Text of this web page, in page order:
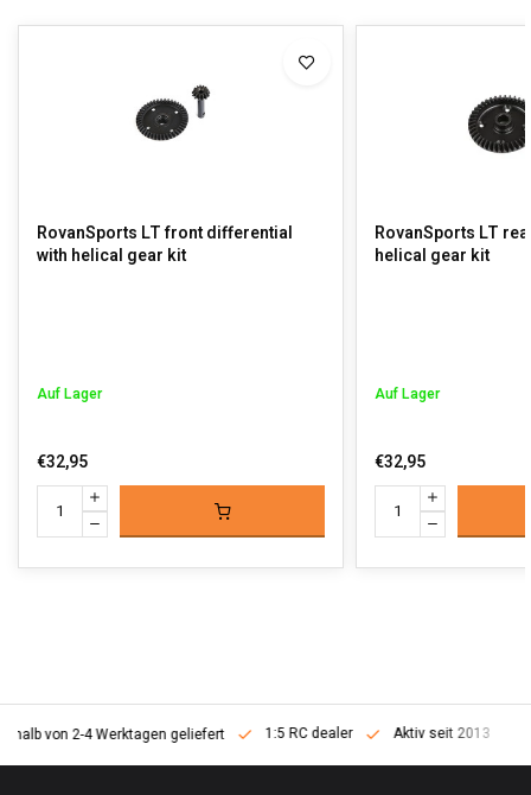
RovanSports LT front differential
with helical gear kit
Auf Lager
€32,95
RovanSports LT
helical gear kit
Auf Lager
€32,95
von 2-4 Werktagen geliefert 1:5 RC dealer Aktiv seit 2013